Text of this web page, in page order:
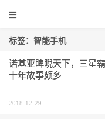
标签：智能手机
诺基亚睥睨天下，三星
十年故事颇多
2018-12-29